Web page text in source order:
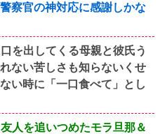
察官の神対応に感謝しかな
を出してくる母親と彼氏う
ない苦しさも知らないくせ
い時に「一口食べて」とし
人を追いつめたモラ旦那＆